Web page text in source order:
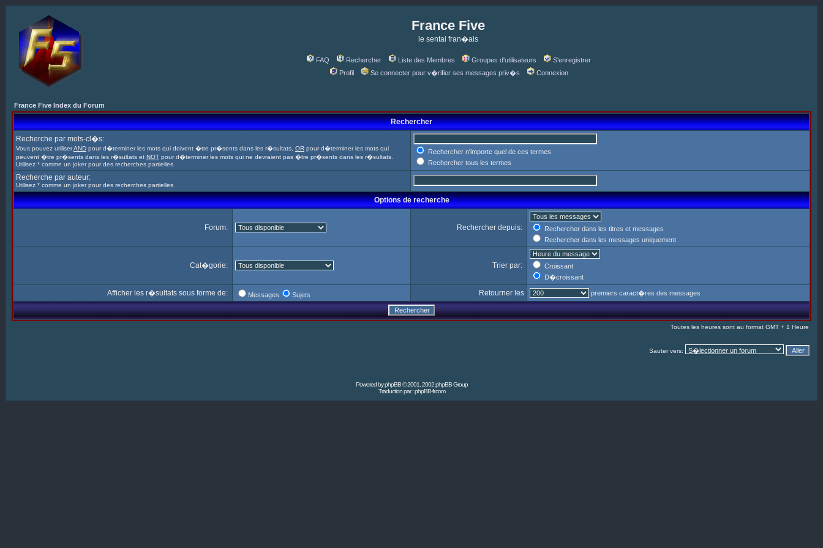
France Five
le sentai fran�ais
FAQ Rechercher Liste des Membres Groupes d'utilisateurs
S'enregistrer
Profil
Se connecter pour v�rifier ses messages priv�s Connexion
France Five Index du Forum
Rechercher
Recherche par mots-cl�s:
Vous pouvez utiliserAND pour d�terminer les mots qui doivent �tre pr�sents dans les r�sultats, OR pour d�terminer les mots qui
peuvent �tre pr�sents dans les r�sultats et NOT pour d�terminer les mots qui ne devraient pas �tre pr�sents dans les r�sultats.
Utilisez * comme un joker pour des recherches partielles
Rechercher n'importe quel de ces termes
Rechercher tous les termes
Recherche par auteur:
Utilisez * comme un joker pour des recherches partielles
Options de recherche
Forum: Rechercher depuis:
Rechercher dans les titres et messages
Rechercher dans les messages uniquement
Cat�gorie: Trier par:
Croissant
D�croissant
Afficher les r�sultats sous forme de: Messages Sujets Retourner les premiers caract�res des messages
Toutes les heures sont au format GMT + 1 Heure
Sauter vers:
Powered byphpBB© 2001, 2002 phpBB Group
Traduction par :phpBB-fr.com